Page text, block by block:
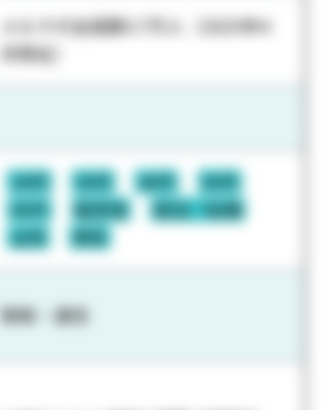
メルマガ会員数5.7万人（2025年4
月現在）
20代 30代 40代
50代
60代
経営者
就活／転職
女性
男性
情報・通信